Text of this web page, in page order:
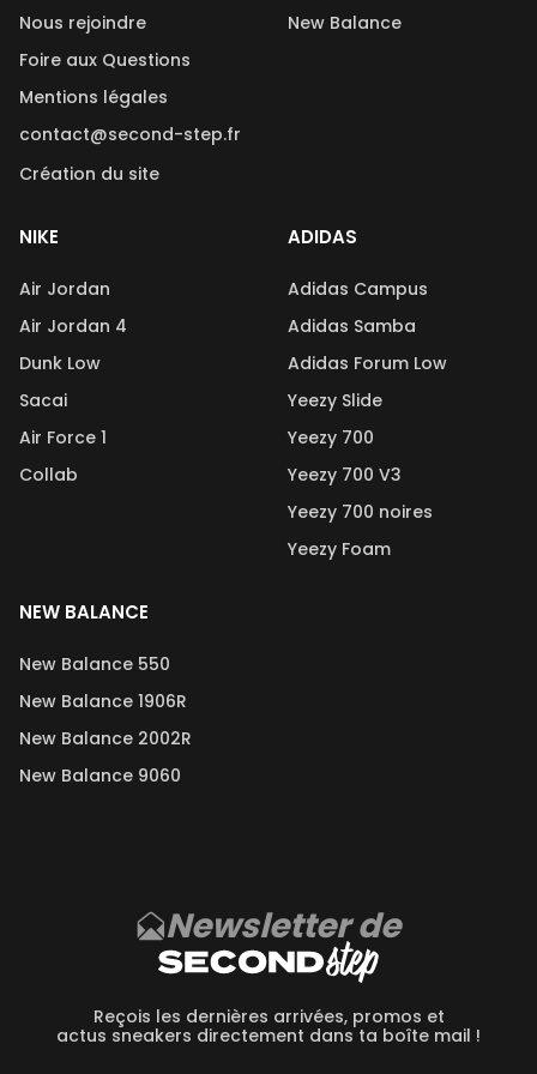
Nous rejoindre
Foire aux Questions
Mentions légales
contact@second-step.fr
Création du site
New Balance
NIKE
Air Jordan
Air Jordan 4
Dunk Low
Sacai
Air Force 1
Collab
ADIDAS
Adidas Campus
Adidas Samba
Adidas Forum Low
Yeezy Slide
Yeezy 700
Yeezy 700 V3
Yeezy 700 noires
Yeezy Foam
NEW BALANCE
New Balance 550
New Balance 1906R
New Balance 2002R
New Balance 9060
Newsletter de
Reçois les dernières arrivées, promos et
actus sneakers directement dans ta boîte mail !